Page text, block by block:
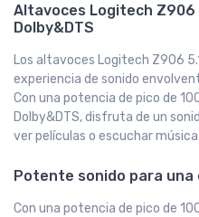
Altavoces Logitech Z906
Dolby&DTS
Los altavoces Logitech Z906
experiencia de sonido
Con una potencia de pico de
Dolby&DTS, disfruta de un
ver películas o escuchar música.
Potente sonido para una
Con una potencia de pico de